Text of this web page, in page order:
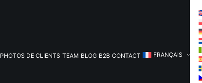
PHOTOS DE CLIENTS TEAM BLOG B2B CONTACT FRANÇAIS